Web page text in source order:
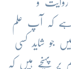
و
ہے کہ آپ علم
جو شاید کسی
پہنچے ہیں کہ